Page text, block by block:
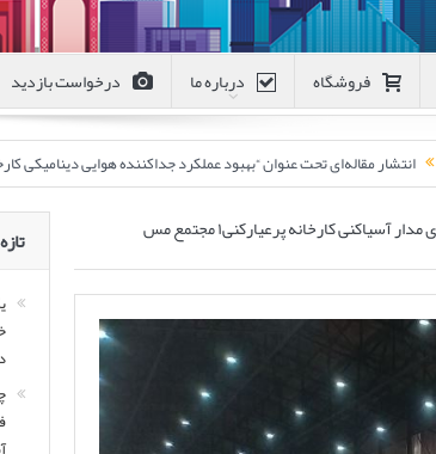
فروشگاه درباره ما درخواست بازدید
انتشار مقاله‌ای تحت عنوان “بهبود عملکرد جداکننده هوایی
چهارصد و بیست و پنجمین جلسه هفتگی مرکز تحقیقات فرآوری مواد کاشی‌گر (بررسی راهبری مدار آسیاکنی کارخانه پرعیارکنی۱ مجتمع مس